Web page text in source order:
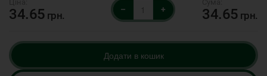
34.65 грн.
– + 34.65 грн.
Додати в кошик